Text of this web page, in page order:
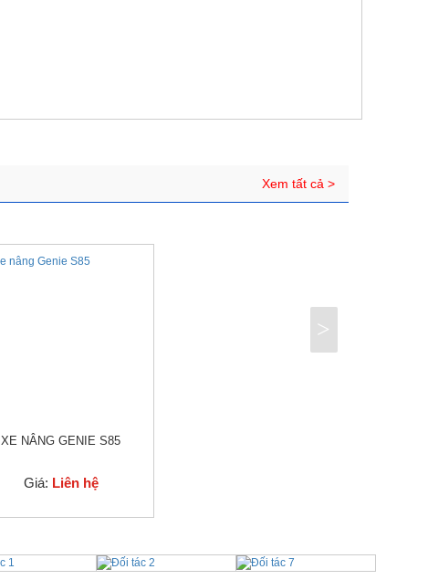
Xem tất cả >
XE NÂNG GENIE S85
Giá: Liên hệ
>